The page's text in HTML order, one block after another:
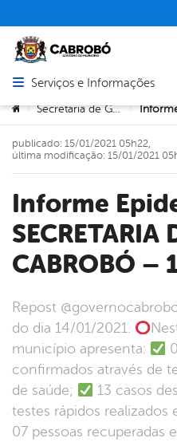
Abrir menu principal de
Serviços e Informações
Você está aqui:
> Secretaria de Governo >
Informe Epidemiológico –
SECRETARIA
CABROBÓ –
repost @governocabrobo ?Boletim Epidemiológico
do dia 14/01/2021.
município apresenta:
confirmados através de
de saúde;
13 casos
testes rápidos realizados
07 pessoas recuperadas
publicado: 15/01/2021 05h22,
última modificação: 15/01/2021